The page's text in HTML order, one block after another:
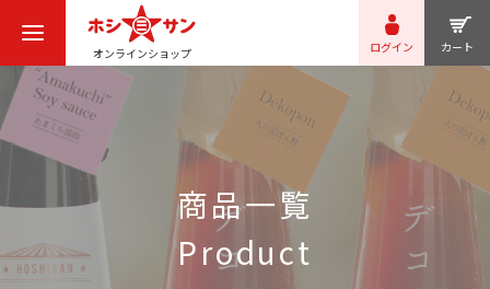
オンラインショップ ログイン カート
商品一覧
product